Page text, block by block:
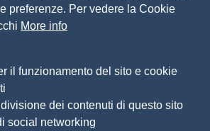
di commercio dell'Euroregione
preferenze. Per vedere la Cookie
More info
il funzionamento del sito e cookie
dei contenuti di questo sito
social networking